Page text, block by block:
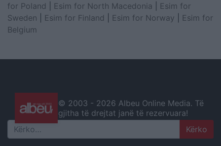
for Poland
Esim for North Macedonia
Esim for
Sweden
Esim for Finland Esim for Norway
Esim for
Belgium
© 2003 - 2026 Albeu Online Media. Të
gjitha të drejtat janë të rezervuara!
Search